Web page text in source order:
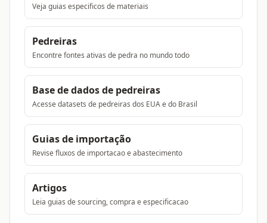
Veja guias especificos de materiais
Pedreiras
Encontre fontes ativas de pedra no mundo todo
Base de dados de pedreiras
Acesse datasets de pedreiras dos EUA e do Brasil
Guias de importação
Revise fluxos de importacao e abastecimento
Artigos
Leia guias de sourcing, compra e especificacao